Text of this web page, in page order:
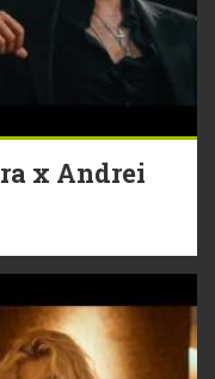
x Andrei